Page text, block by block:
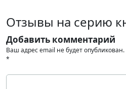
Отзывы на серию
Добавить комментарий
Ваш адрес email не будет опубликован.
*